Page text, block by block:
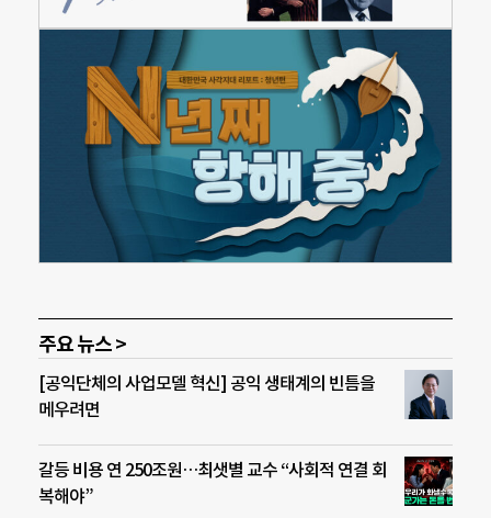
주요 뉴스 >
[공익단체의 사업모델 혁신] 공익 생태계의 빈틈을
메우려면
갈등 비용 연 250조원…최샛별 교수 “사회적 연결 회
복해야”